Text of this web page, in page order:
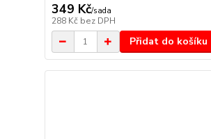
349 Kč/sada
288 Kč bez DPH
Přidat do košíku